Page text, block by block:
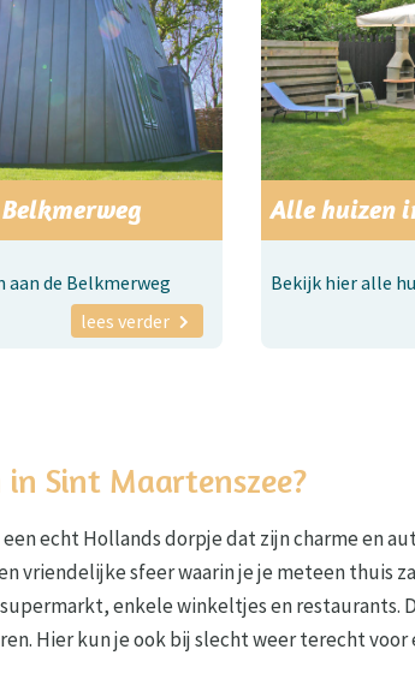
aan de Belkmerweg
lees verder
Alle huizen
Bekijk hier alle
Sint Maartenszee?
echt Hollands dorpje dat zijn charme en
vriendelijke sfeer waarin je je meteen thuis
enkele winkeltjes en restaurants.
Hier kun je ook bij slecht weer terecht voor